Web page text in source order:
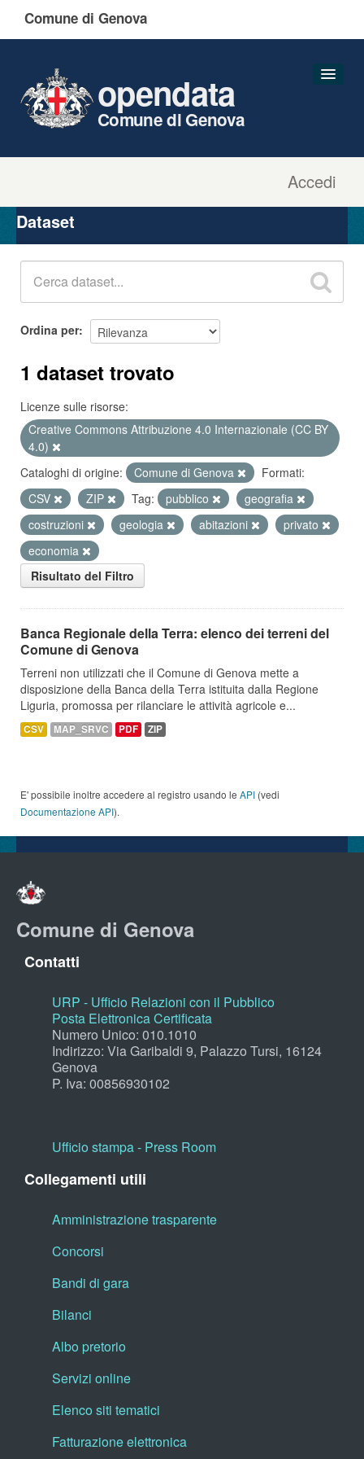
Comune di Genova
Accedi
opendata
Comune di Genova
Organizzazioni
Gruppi
Dataset
Ordina per
1 dataset trovato
Licenze sulle risorse:
Creative Commons Attribuzione 4.0 Internazionale (CC BY
4.0)
Cataloghi di origine:
Comune di Genova
Formati:
CSV
ZIP Tag: pubblico
geografia
costruzioni
geologia abitazioni
privato
economia
Risultato del Filtro
Banca Regionale della Terra: elenco dei terreni del
Comune di Genova
Terreni non utilizzati che il Comune di Genova mette a
disposizione della Banca della Terra istituita dalla Regione
Liguria, promossa per rilanciare le attività agricole e...
CSV MAP_SRVC PDF ZIP
E' possibile inoltre accedere al registro usando le API (vedi
Documentazione API).
Comune di Genova
Contatti
URP - Ufficio Relazioni con il Pubblico
Posta Elettronica Certificata
Numero Unico: 010.1010
Indirizzo: Via Garibaldi 9, Palazzo Tursi, 16124
Genova
P. Iva: 00856930102
Ufficio stampa - Press Room
Collegamenti utili
Amministrazione trasparente
Concorsi
Bandi di gara
Bilanci
Albo pretorio
Servizi online
Elenco siti tematici
Fatturazione elettronica